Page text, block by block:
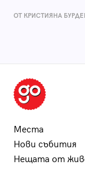
ОТ КРИСТИЯНА
Места
Нови събития
Нещата от